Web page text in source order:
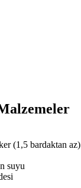
(1,5 bardaktan az)
suyu